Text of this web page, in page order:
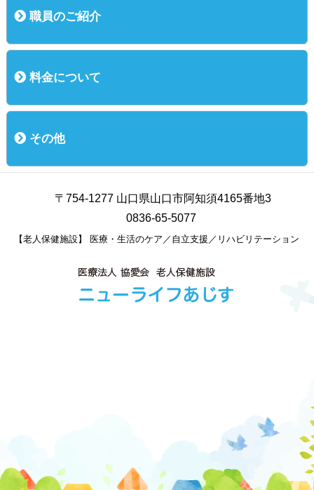
職員のご紹介
料金について
その他
〒754-1277 山口県山口市阿知須4165番地3
0836-65-5077
【老人保健施設】 医療・生活のケア／自立支援／リハビリテーション